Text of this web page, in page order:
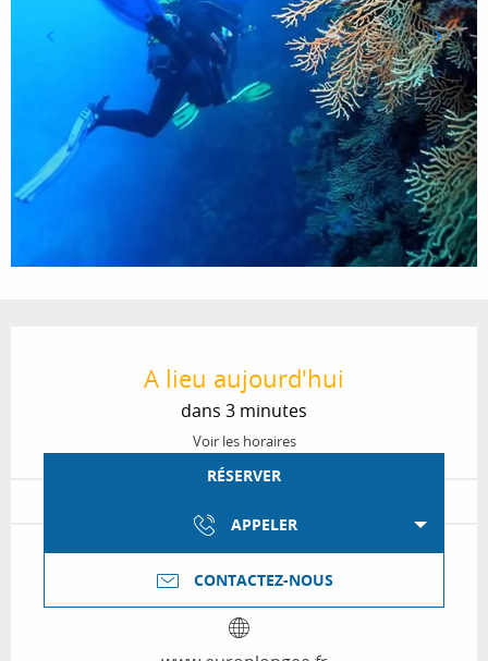
A lieu aujourd'hui
dans 3 minutes
Voir les horaires
RÉSERVER
APPELER
CONTACTEZ-NOUS